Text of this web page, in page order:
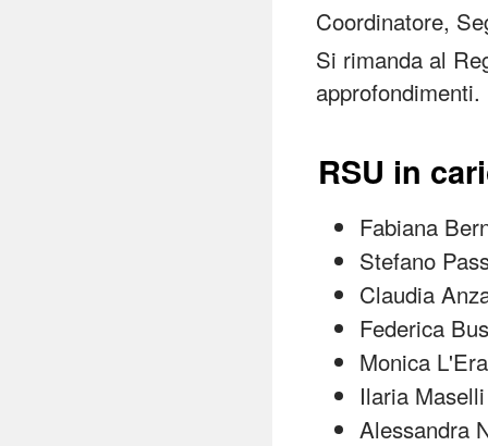
Coordinatore,
Si rimanda al
approfondimenti.
RSU in
Fabiana
Stefano
Claudia
Federica
Monica
Ilaria
Alessandra